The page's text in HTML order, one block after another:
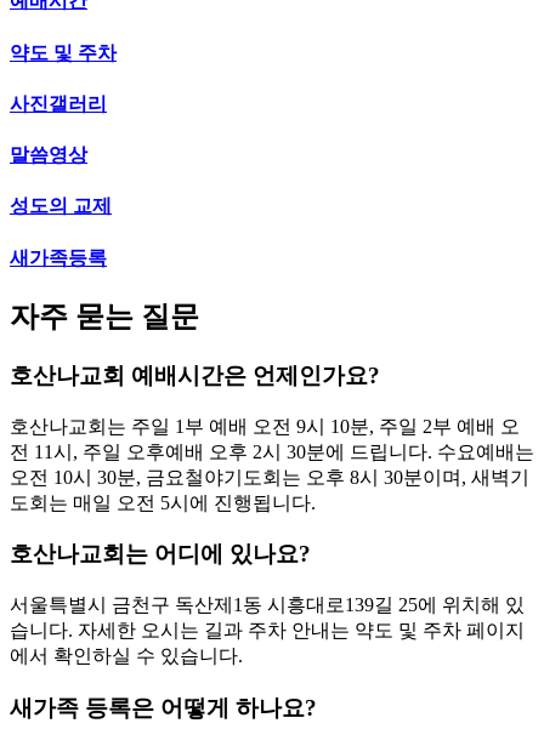
약도 및 주차
사진갤러리
말씀영상
성도의 교제
새가족등록
자주 묻는 질문
호산나교회 예배시간은 언제인가요?
호산나교회는 주일 1부 예배 오전 9시 10분, 주일 2부 예배 오
전 11시, 주일 오후예배 오후 2시 30분에 드립니다. 수요예배는
오전 10시 30분, 금요철야기도회는 오후 8시 30분이며, 새벽기
도회는 매일 오전 5시에 진행됩니다.
호산나교회는 어디에 있나요?
서울특별시 금천구 독산제1동 시흥대로139길 25에 위치해 있
습니다. 자세한 오시는 길과 주차 안내는 약도 및 주차 페이지
에서 확인하실 수 있습니다.
새가족 등록은 어떻게 하나요?